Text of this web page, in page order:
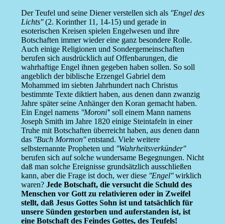
Der Teufel und seine Diener verstellen sich als ''Engel des
Lichts''(2. Korinther 11, 14-15) und gerade in
esoterischen Kreisen spielen Engelwesen und ihre
Botschaften immer wieder eine ganz besondere Rolle.
Auch einige Religionen und Sondergemeinschaften
berufen sich ausdrücklich auf Offenbarungen, die
wahrhaftige Engel ihnen gegeben haben sollen. So soll
angeblich der biblische Erzengel Gabriel dem
Mohammed im siebten Jahrhundert nach Christus
bestimmte Texte diktiert haben, aus denen dann zwanzig
Jahre später seine Anhänger den Koran gemacht haben.
Ein Engel namens ''Moroni'' soll einem Mann namens
Joseph Smith im Jahre 1820 einige Steintafeln in einer
Truhe mit Botschaften überreicht haben, aus denen dann
das ''Buch Mormon''entstand. Viele weitere
selbsternannte Propheten und ''Wahrheitsverkünder''
berufen sich auf solche wundersame Begegnungen. Nicht
daß man solche Ereignisse grundsätzlich ausschließen
kann, aber die Frage ist doch, wer diese ''Engel''wirklich
waren? Jede Botschaft, die versucht die Schuld des
Menschen vor Gott zu relativieren oder in Zweifel
stellt, daß Jesus Gottes Sohn ist und tatsächlich für
unsere Sünden gestorben und auferstanden ist, ist
eine Botschaft des Feindes Gottes, des Teufels!